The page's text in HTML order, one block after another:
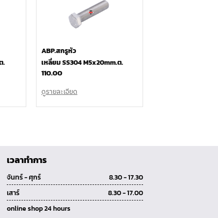
.
ABP.สกรูหัว
เหลี่ยม SS304 M5x20mm.ต.
110.00
ดูรายละเอียด
เวลาทำการ
จันทร์ - ศุกร์
8.30 - 17.30
เสาร์
8.30 - 17.00
online shop 24 hours